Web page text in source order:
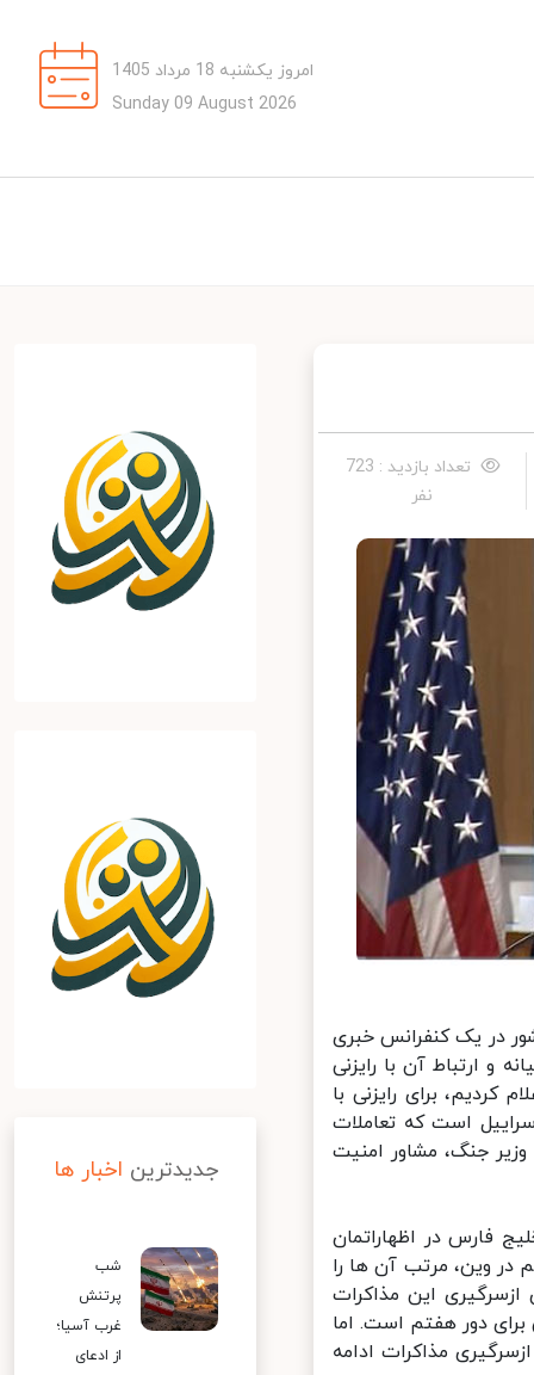
امروز یکشنبه 18 مرداد 1405
Sunday 09 August 2026
تعداد بازدید : 723
نفر
در یک کنفرانس خبری
و ارتباط آن با رایزنی
برای رایزنی با
است که تعاملات
جنگ، مشاور امنیت
فارس در اظهاراتمان
وین، مرتب آن ها را
این مذاکرات
دور هفتم است. اما
به ۲۹ نوامبر و مسلما با ازسرگیری مذاکرات ادامه
جدیدترین اخبار ها
شب
پرتنش
غرب آسیا؛
از ادعای